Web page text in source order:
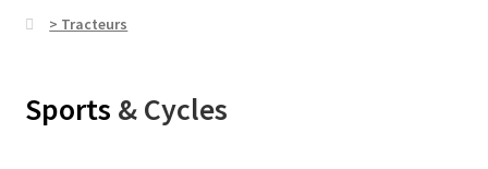
> Tracteurs
Sports & Cycles